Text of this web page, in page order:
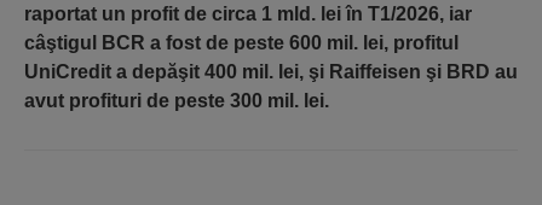
raportat un profit de circa 1 mld. lei în T1/2026, iar
câştigul BCR a fost de peste 600 mil. lei, profitul
UniCredit a depăşit 400 mil. lei, şi Raiffeisen şi BRD au
avut profituri de peste 300 mil. lei.